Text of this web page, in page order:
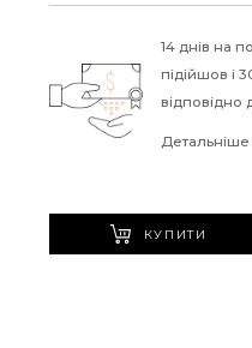
14 днів на
підійшов і
відповідно
Детальніше
КУПИТИ